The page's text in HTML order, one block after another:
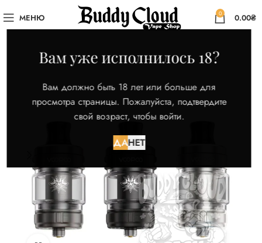
Вам уже исполнилось 18?
Вам должно быть 18 лет или больше для
просмотра страницы. Пожалуйста, подтвердите
свой возраст, чтобы войти.
ДАНЕТ
МЕНЮ 0 0.00₴